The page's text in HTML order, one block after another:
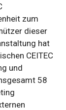
zum
dieser
hat
CEITEC
und
58